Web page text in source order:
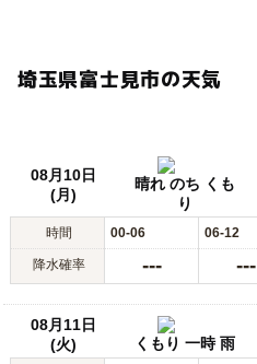
埼玉県富士見市の天気
08月10日
(月)
晴れ のち くも
り
時間 00-06 06-12
降水確率 --- ---
08月11日
(火)
くもり 一時 雨